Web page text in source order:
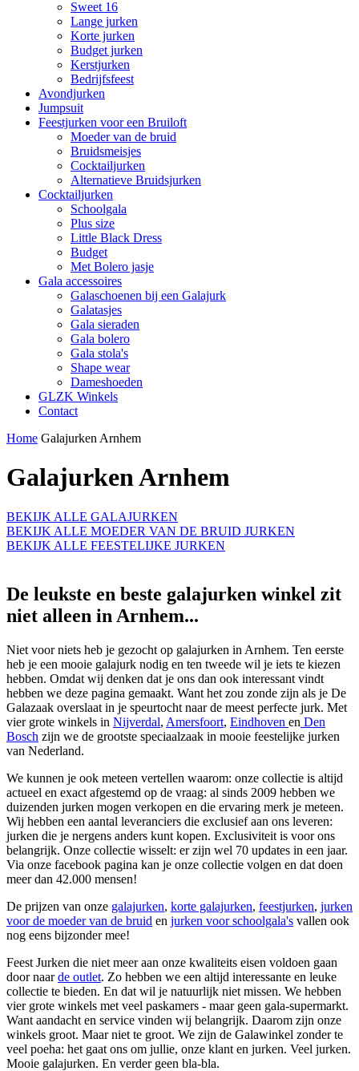
Sweet 16
Lange jurken
Korte jurken
Budget jurken
Kerstjurken
Bedrijfsfeest
Avondjurken
Jumpsuit
Feestjurken voor een Bruiloft
Moeder van de bruid
Bruidsmeisjes
Cocktailjurken
Alternatieve Bruidsjurken
Cocktailjurken
Schoolgala
Plus size
Little Black Dress
Budget
Met Bolero jasje
Gala accessoires
Galaschoenen bij een Galajurk
Galatasjes
Gala sieraden
Gala bolero
Gala stola's
Shape wear
Dameshoeden
GLZK Winkels
Contact
Home Galajurken Arnhem
Galajurken Arnhem
BEKIJK ALLE GALAJURKEN
BEKIJK ALLE MOEDER VAN DE BRUID JURKEN
BEKIJK ALLE FEESTELIJKE JURKEN
De leukste en beste galajurken winkel zit
niet alleen in Arnhem...
Niet voor niets heb je gezocht op galajurken in Arnhem. Ten eerste
heb je een mooie galajurk nodig en ten tweede wil je iets te kiezen
hebben. Omdat wij denken dat je ons dan ook interessant vindt
hebben we deze pagina gemaakt. Want het zou zonde zijn als je De
Galazaak overslaat in je speurtocht naar de meest perfecte jurk. Met
vier grote winkels in Nijverdal, Amersfoort, Eindhoven en Den
Bosch zijn we de grootste speciaalzaak in mooie feestelijke jurken
van Nederland.
We kunnen je ook meteen vertellen waarom: onze collectie is altijd
actueel en exact afgestemd op de vraag: al sinds 2009 hebben we
duizenden jurken mogen verkopen en die ervaring merk je meteen.
Wij hebben een aantal leveranciers die exclusief aan ons leveren:
jurken die je nergens anders kunt kopen. Exclusiviteit is voor ons
belangrijk. Onze collectie wisselt: er zijn wel 70 updates in een jaar.
Via onze facebook pagina kan je onze collectie volgen en dat doen
meer dan 42.000 mensen!
De prijzen van onze galajurken, korte galajurken, feestjurken, jurken
voor de moeder van de bruid en jurken voor schoolgala's vallen ook
nog eens bijzonder mee!
Feest Jurken die niet meer aan onze kwaliteits eisen voldoen gaan
door naarde outlet. Zo hebben we een altijd interessante en leuke
collectie te bieden. En dat wil je natuurlijk niet missen. We hebben
vier grote winkels met veel paskamers - maar geen gala-supermarkt.
Want aandacht en service vinden wij belangrijk. Daarom zijn onze
winkels groot. Maar niet te groot. We zijn de Galawinkel zonder te
veel poeha: het gaat ons om jullie, onze klant en jurken. Veel jurken.
Mooie galajurken. En verder geen bla-bla.